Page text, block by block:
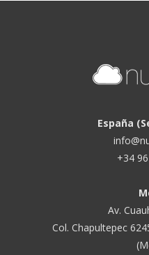
España
+34
Av.
Col. Chapultepec